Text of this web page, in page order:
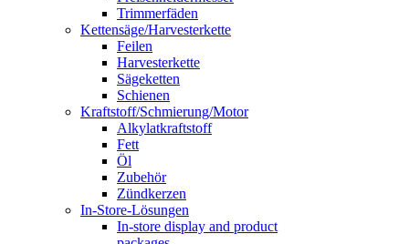
Trimmerfäden
Kettensäge/Harvesterkette
Feilen
Harvesterkette
Sägeketten
Schienen
Kraftstoff/Schmierung/Motor
Alkylatkraftstoff
Fett
Öl
Zubehör
Zündkerzen
In-Store-Lösungen
In-store display and product